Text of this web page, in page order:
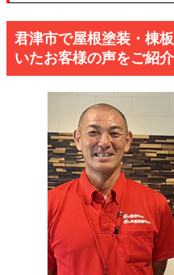
君津市で屋根塗装・棟
いたお客様の声をご紹介